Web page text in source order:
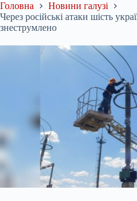
Головна
Новини галузі
Через російські атаки шість
знеструмлено